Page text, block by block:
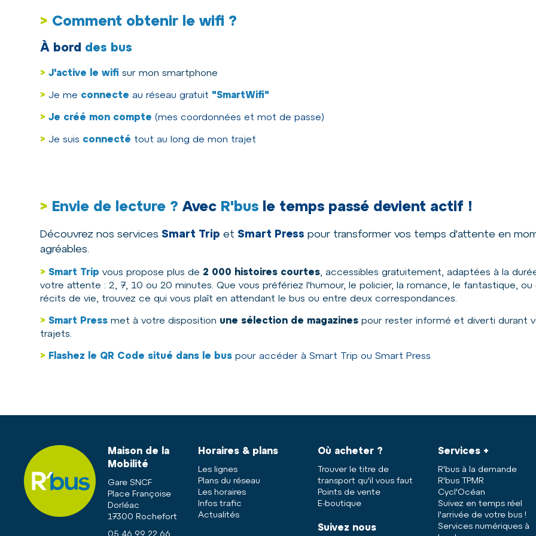
> Comment obtenir le wifi ?
À bord des bus
> J'active le wifi sur mon smartphone
> Je me connecteau réseau gratuit "SmartWifi"
> Je créé mon compte(mes coordonnées et mot de passe)
> Je suis connecté tout au long de mon trajet
> Envie de lecture ?Avec R'bus le temps passé devient actif !
Découvrez nos servicesSmart Trip etSmart Press pour transformer vos temps d'attente en
agréables.
> Smart Tripvous propose plus de 2 000 histoires courtes, accessibles gratuitement, adaptées à la
votre attente : 2, 7, 10 ou 20 minutes. Que vous préfériez l'humour, le policier, la romance, le fantastique, ou
récits de vie, trouvez ce qui vous plaît en attendant le bus ou entre deux correspondances.
> Smart Press met à votre disposition une sélection de magazines pour rester informé et diverti durant
trajets.
> Flashez le QR Code situé dans le bus pour accéder à Smart Trip ou Smart Press
Maison de la
Mobilité
Gare SNCF
Place Françoise
Dorléac
17300 Rochefort
Horaires & plans
Les lignes
Plans du réseau
Les horaires
Infos trafic
Actualités
Où acheter ?
Trouver le titre de
transport qu'il vous faut
Points de vente
E-boutique
Suivez nous
Services +
R'bus à la demande
R'bus TPMR
Cycl'Océan
Suivez en temps réel
l'arrivée de votre bus !
Services numériques à